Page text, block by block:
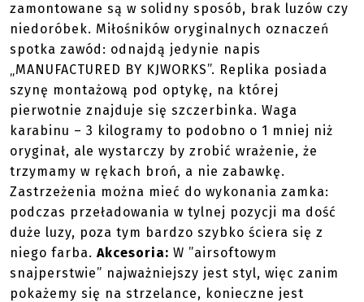
zamontowane są w solidny sposób, brak luzów czy
niedoróbek. Miłośników oryginalnych oznaczeń
spotka zawód: odnajdą jedynie napis
„MANUFACTURED BY KJWORKS”. Replika posiada
szynę montażową pod optykę, na której
pierwotnie znajduje się szczerbinka. Waga
karabinu – 3 kilogramy to podobno o 1 mniej niż
oryginał, ale wystarczy by zrobić wrażenie, że
trzymamy w rękach broń, a nie zabawkę.
Zastrzeżenia można mieć do wykonania zamka:
podczas przeładowania w tylnej pozycji ma dość
duże luzy, poza tym bardzo szybko ściera się z
niego farba. Akcesoria: W ”airsoftowym
snajperstwie” najważniejszy jest styl, więc zanim
pokażemy się na strzelance, konieczne jest